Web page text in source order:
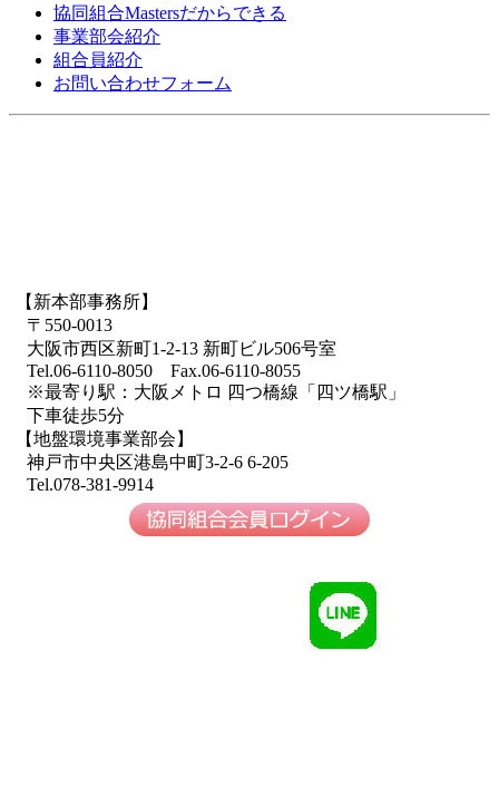
協同組合Mastersだからできる
事業部会紹介
組合員紹介
お問い合わせフォーム
【新本部事務所】
〒550-0013
大阪市西区新町1-2-13 新町ビル506号室
Tel.06-6110-8050 Fax.06-6110-8055
※最寄り駅：大阪メトロ 四つ橋線「四ツ橋駅」
下車徒歩5分
【地盤環境事業部会】
神戸市中央区港島中町3-2-6 6-205
Tel.078-381-9914